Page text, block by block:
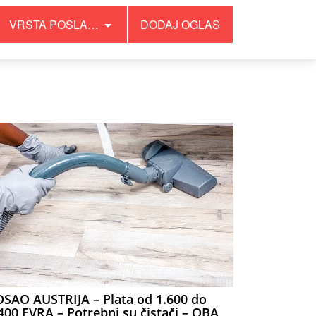
VRSTA POSLA… DODAJ OGLAS
AUSTRIJA – Plata od 1.600 do
EVRA – Potrebni su čistači – OBA